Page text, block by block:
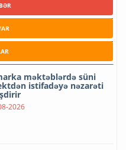
məktəblərdə süni
istifadəyə nəzarəti
2026